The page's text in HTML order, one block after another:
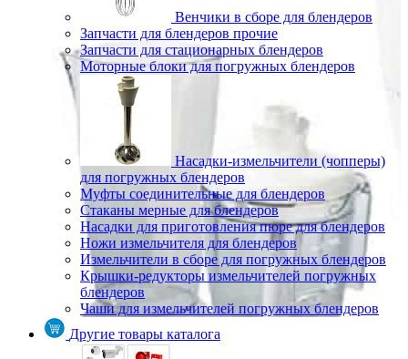
Венчики в сборе для блендеров
Запчасти для блендеров прочие
Запчасти для стационарных блендеров
Моторные блоки для погружных блендеров
Насадки-измельчители (чопперы)
для погружных блендеров
Муфты соединительные для блендеров
Стаканы мерные для блендеров
Насадки для приготовления пюре для блендеров
Ножи измельчителя для блендеров
Измельчители в сборе для погружных блендеров
Крышки-редукторы измельчителей погружных
блендеров
Чаши для измельчителей погружных блендеров
Другие товары каталога